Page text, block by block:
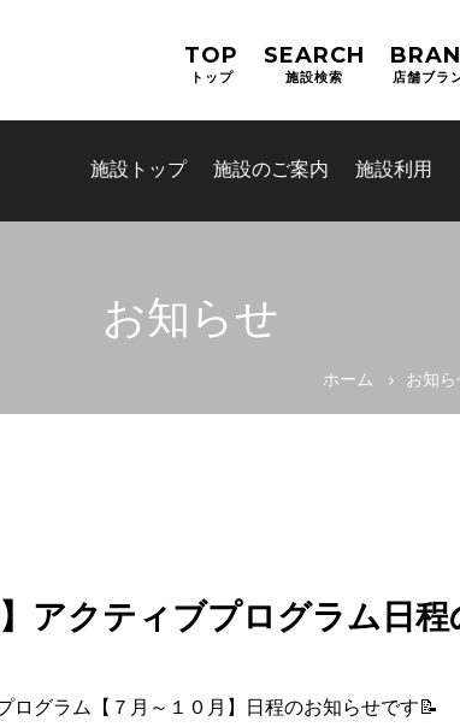
TOP
トップ
SEARCH
施設検索 店舗ブラ
施設トップ 施設のご案内 施設利用
お知らせ
ホーム お知
アクティブプログラム日程
ログラム【７月～１０月】日程のお知らせです📝